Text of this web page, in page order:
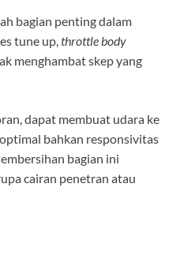
bagian penting dalam
tune up, throttle body
menghambat skep yang
dapat membuat udara ke
bahkan responsivitas
bagian ini
cairan penetran atau